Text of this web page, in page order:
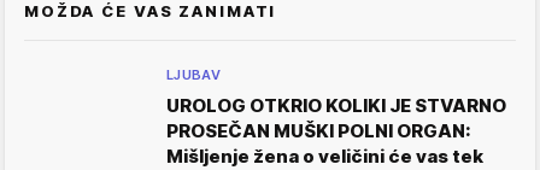
MOŽDA ĆE VAS ZANIMATI
LJUBAV
UROLOG OTKRIO KOLIKI JE STVARNO
PROSEČAN MUŠKI POLNI ORGAN:
Mišljenje žena o veličini će vas tek